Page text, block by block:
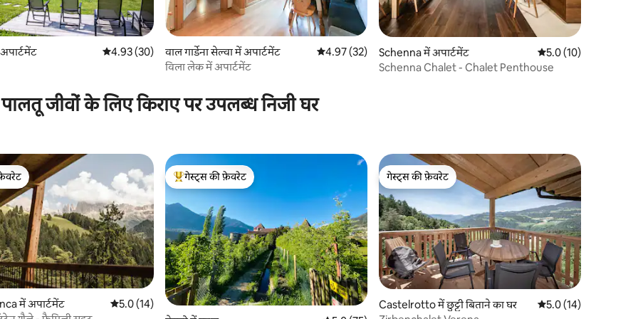
औसत रेटिंग 5 में से 4.93, 30 समीक्षाएँ
4.93 (30)
वाल गार्डेना सेल्वा में अपार्टमेंट औसत रेटिंग 5 में से 4.97, 32 समीक्षाएँ
4.97 (32)
विला लेक में अपार्टमेंट
Schenna में अपार्टमेंट औसत रेटिंग 5 में से 5.0,
5.0 (10)
Schenna Chalet - Chalet Penthouse
पालतू जीवों के लिए किराए पर उपलब्ध निजी घर
में अपार्टमेंट औसत रेटिंग 5 में से 5.0, 14 समीक्षाएँ
5.0 (14)
गेस्ट्स का टॉप फ़ेवरेट
गेस्ट्स की फ़ेवरेट
गेस्ट्स की फ़ेवरेट
गेस्ट्स की फ़ेवरेट
Castelrotto में छुट्टी बिताने का घर औसत रेटिंग 5 में से 5.0,
5.0 (14)